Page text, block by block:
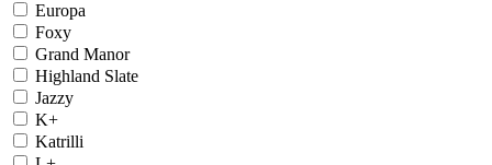
Europa
Foxy
Grand Manor
Highland Slate
Jazzy
K+
Katrilli